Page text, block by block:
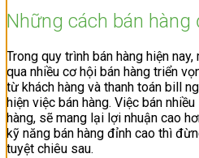
Những cách bán hàng
Trong quy trình bán hàng hiện
qua nhiều cơ hội bán hàng triển
từ khách hàng và thanh toán bill
hiện việc bán hàng. Việc bán
hàng, sẽ mang lại lợi nhuận cao
kỹ năng bán hàng đỉnh cao thì
tuyệt chiêu sau.